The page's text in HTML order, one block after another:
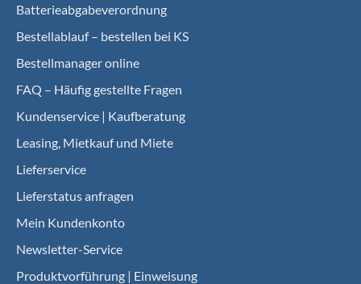
Batterieabgabeverordnung
Bestellablauf – bestellen bei KS
Bestellmanager online
FAQ – Häufig gestellte Fragen
Kundenservice | Kaufberatung
Leasing, Mietkauf und Miete
Lieferservice
Lieferstatus anfragen
Mein Kundenkonto
Newsletter-Service
Produktvorführung | Einweisung